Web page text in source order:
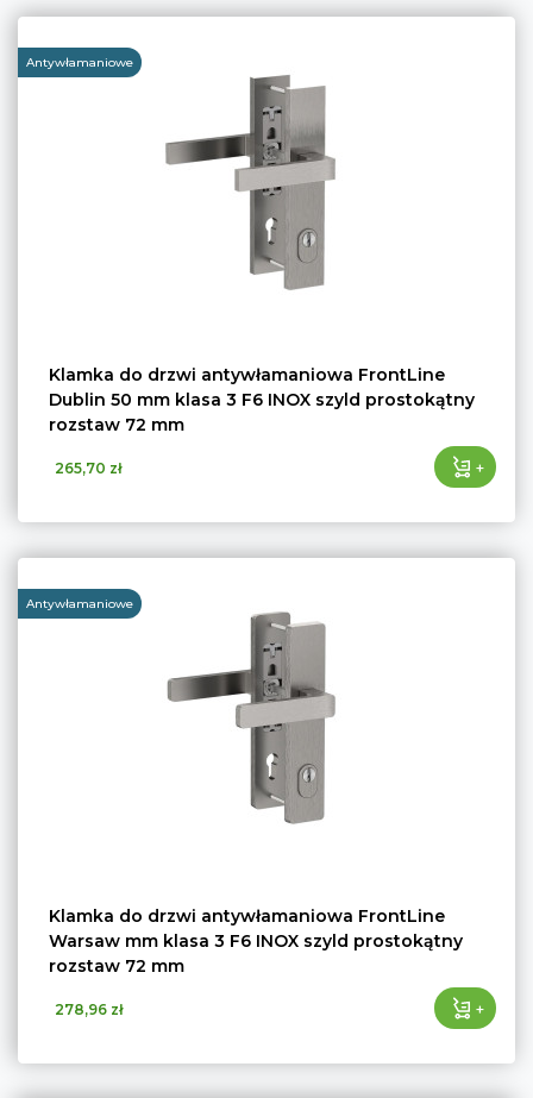
Antywłamaniowe
Klamka do drzwi antywłamaniowa FrontLine
Dublin 50 mm klasa 3 F6 INOX szyld prostokątny
rozstaw 72 mm
265,70 zł +
Antywłamaniowe
Klamka do drzwi antywłamaniowa FrontLine
Warsaw mm klasa 3 F6 INOX szyld prostokątny
rozstaw 72 mm
278,96 zł +